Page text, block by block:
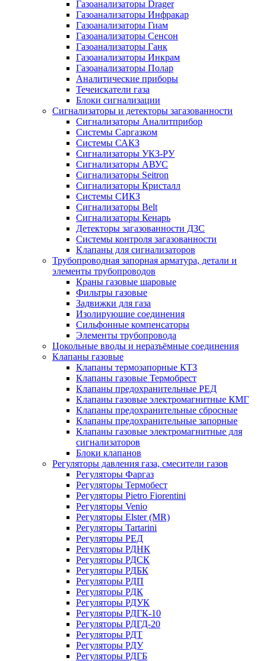
Газоанализаторы Drager
Газоанализаторы Инфракар
Газоанализаторы Гиам
Газоанализаторы Сенсон
Газоанализаторы Ганк
Газоанализаторы Инкрам
Газоанализаторы Полар
Аналитические приборы
Течеискатели газа
Блоки сигнализации
Сигнализаторы и детекторы загазованности
Сигнализаторы Аналитприбор
Системы Саргазком
Системы САКЗ
Сигнализаторы УКЗ-РУ
Сигнализаторы АВУС
Сигнализаторы Seitron
Сигнализаторы Кристалл
Системы СИКЗ
Сигнализаторы Belt
Сигнализаторы Кенарь
Детекторы загазованности ДЗС
Системы контроля загазованности
Клапаны для сигнализаторов
Трубопроводная запорная арматура, детали и
элементы трубопроводов
Краны газовые шаровые
Фильтры газовые
Задвижки для газа
Изолирующие соединения
Сильфонные компенсаторы
Элементы трубопровода
Цокольные вводы и неразъёмные соединения
Клапаны газовые
Клапаны термозапорные КТЗ
Клапаны газовые Термобрест
Клапаны предохранительные РЕД
Клапаны газовые электромагнитные КМГ
Клапаны предохранительные сбросные
Клапаны предохранительные запорные
Клапаны газовые электромагнитные для
сигнализаторов
Блоки клапанов
Регуляторы давления газа, смесители газов
Регуляторы Фаргаз
Регуляторы Термобест
Регуляторы Pietro Fiorentini
Регуляторы Venio
Регуляторы Elster (MR)
Регуляторы Tartarini
Регуляторы РЕД
Регуляторы РДНК
Регуляторы РДСК
Регуляторы РДБК
Регуляторы РДП
Регуляторы РДК
Регуляторы РДУК
Регуляторы РДГК-10
Регуляторы РДГД-20
Регуляторы РДТ
Регуляторы РДУ
Регуляторы РДГБ